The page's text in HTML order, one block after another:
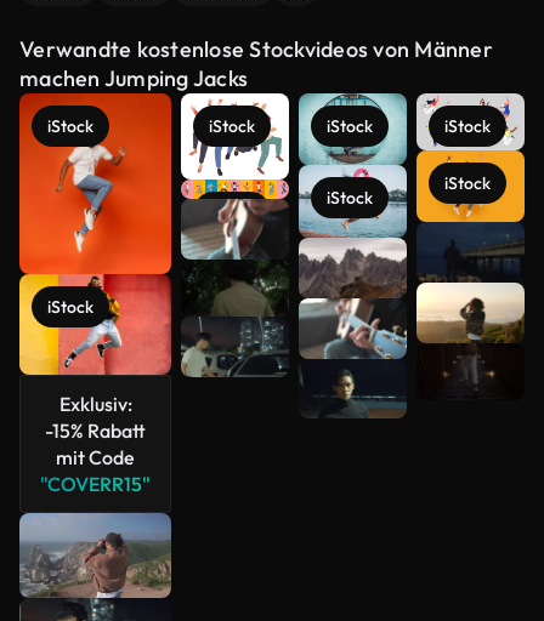
Verwandte kostenlose Stockvideos von Männer
machen Jumping Jacks
iStock
iStock
Exklusiv:
-15% Rabatt
mit Code
"COVERR15"
iStock
iStock
iStock
iStock
iStock
iStock
Mehr
anzeigen